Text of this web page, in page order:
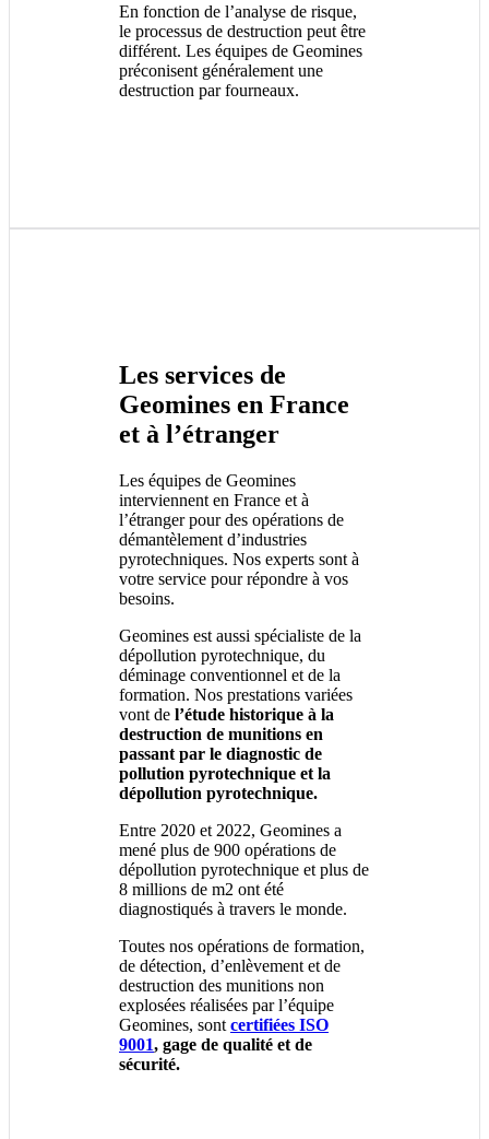
En fonction de l’analyse de risque,
le processus de destruction peut être
différent. Les équipes de Geomines
préconisent généralement une
destruction par fourneaux.
Les services de
Geomines en France
et à l’étranger
Les équipes de Geomines
interviennent en France et à
l’étranger pour des opérations de
démantèlement d’industries
pyrotechniques. Nos experts sont à
votre service pour répondre à vos
besoins.
Geomines est aussi spécialiste de la
dépollution pyrotechnique, du
déminage conventionnel et de la
formation. Nos prestations variées
vont de l’étude historique à la
destruction de munitions en
passant par le diagnostic de
pollution pyrotechnique et la
dépollution pyrotechnique.
Entre 2020 et 2022, Geomines a
mené plus de 900 opérations de
dépollution pyrotechnique et plus de
8 millions de m2 ont été
diagnostiqués à travers le monde.
Toutes nos opérations de formation,
de détection, d’enlèvement et de
destruction des munitions non
explosées réalisées par l’équipe
Geomines, sont certifiées ISO
9001, gage de qualité et de
sécurité.